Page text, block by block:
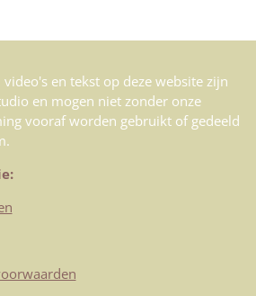
en tekst op deze website zijn
en mogen niet zonder onze
vooraf worden gebruikt of gedeeld